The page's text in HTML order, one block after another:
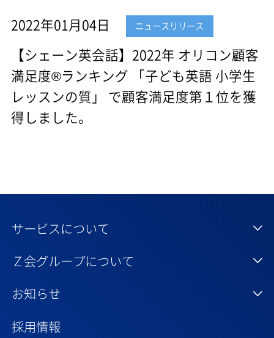
2022年01月04日 ニュースリリース
【シェーン英会話】2022年 オリコン顧客
満足度®ランキング 「子ども英語 小学生
レッスンの質」 で顧客満足度第１位を獲
得しました。
サービスについて
Ｚ会グループについて
お知らせ
採用情報